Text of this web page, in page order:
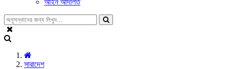
আইন আদালত
সারাদেশ